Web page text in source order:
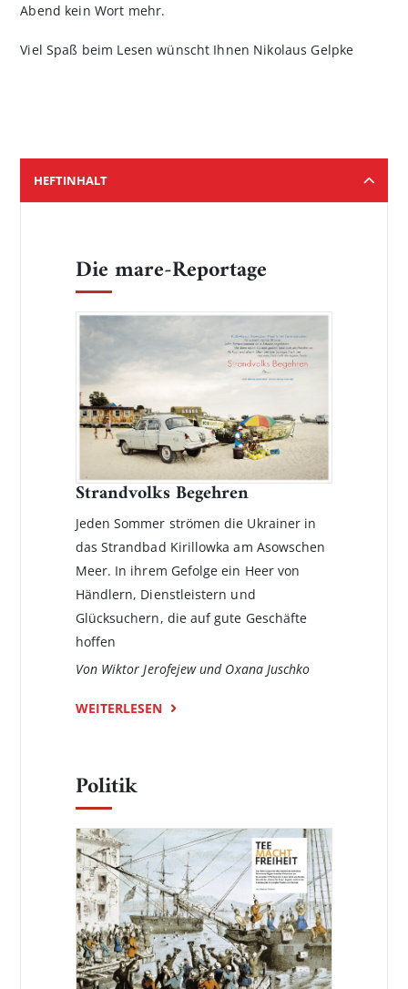
Abend kein Wort mehr.
Viel Spaß beim Lesen wünscht Ihnen Nikolaus Gelpke
HEFTINHALT
Die mare-Reportage
Strandvolks Begehren
Jeden Sommer strömen die Ukrainer in
das Strandbad Kirillowka am Asowschen
Meer. In ihrem Gefolge ein Heer von
Händlern, Dienstleistern und
Glücksuchern, die auf gute Geschäfte
hoffen
Von Wiktor Jerofejew und Oxana Juschko
WEITERLESEN
Politik